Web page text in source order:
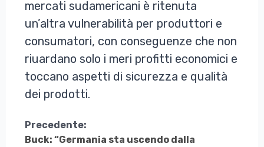
mercati sudamericani è ritenuta
un’altra vulnerabilità per produttori e
consumatori, con conseguenze che non
riuardano solo i meri profitti economici e
toccano aspetti di sicurezza e qualità
dei prodotti.
Continua
Precedente:
Buck: “Germania sta uscendo dalla